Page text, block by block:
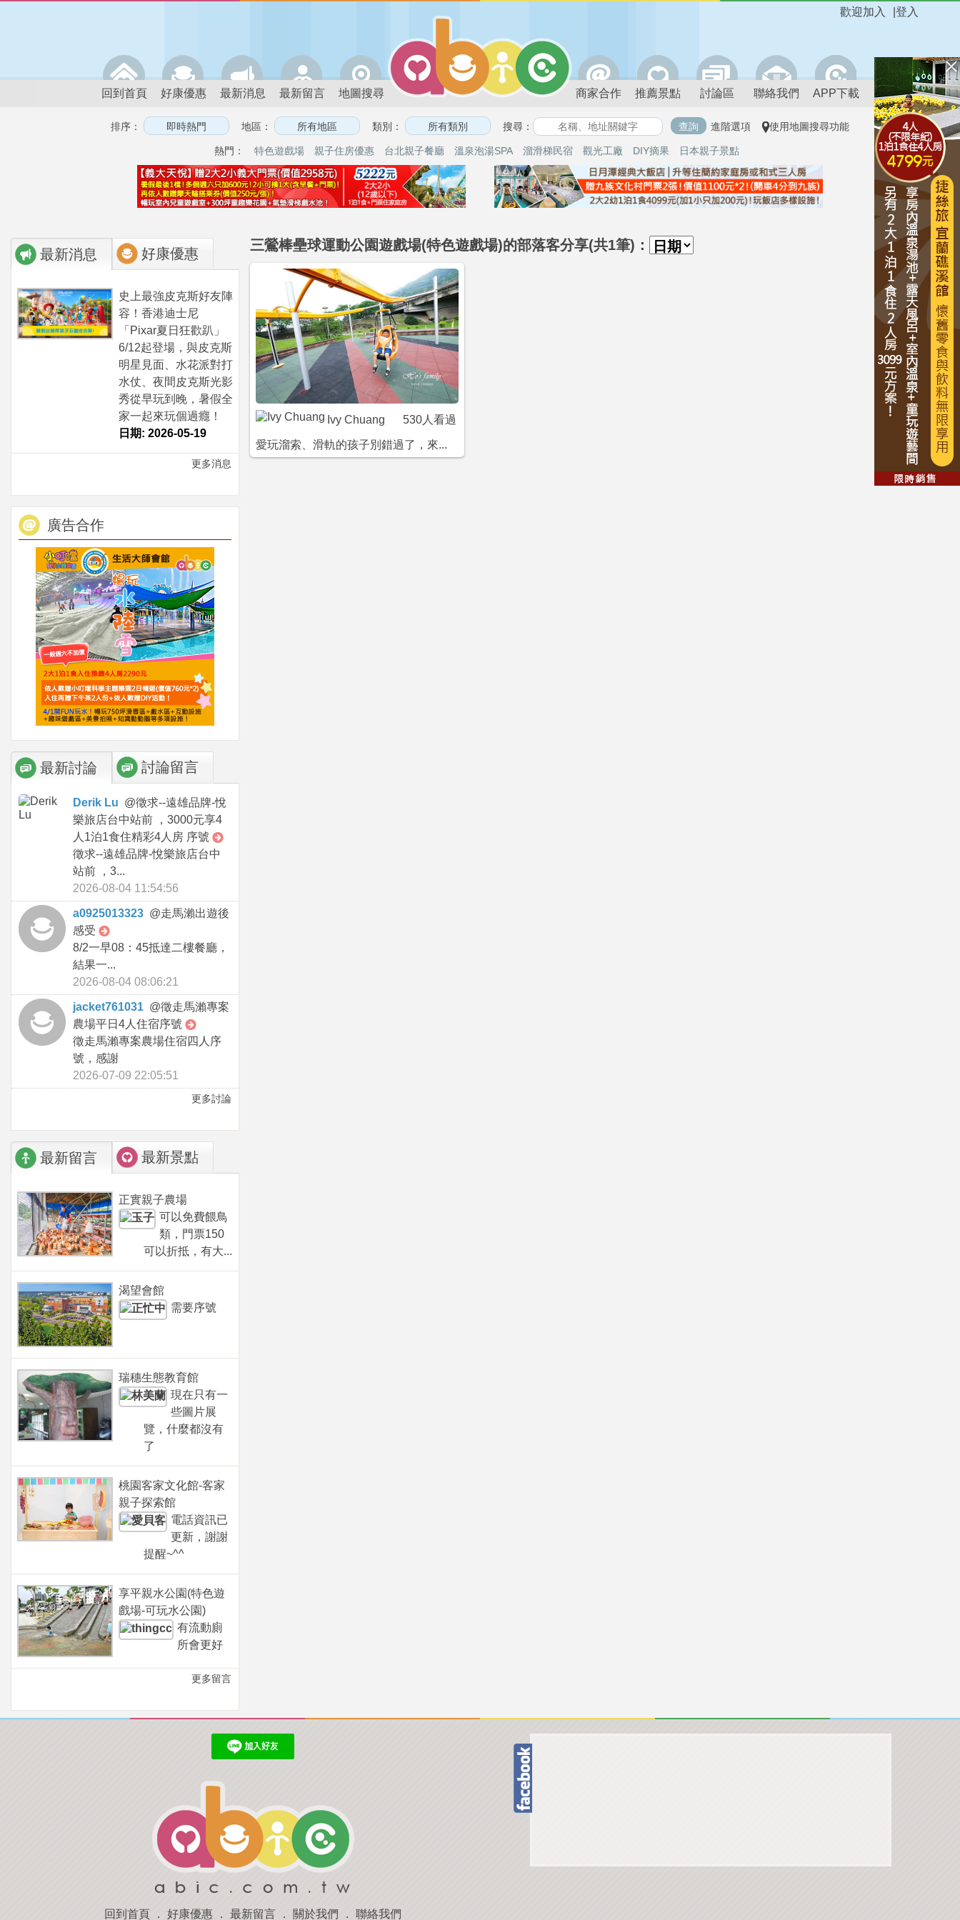
登入
歡迎加入
回到首頁 好康優惠 最新消息 最新留言 地圖搜尋 商家合作 推薦景點 討論區 聯絡我們 APP下載
排序： 地區： 類別： 搜尋： 進階選項 使用地圖搜尋功能
熱門： 特色遊戲場 親子住房優惠 台北親子餐廳 溫泉泡湯SPA 溜滑梯民宿 觀光工廠 DIY摘果 日本親子景點
最新消息 好康優惠
史上最強皮克斯好友陣
容！香港迪士尼
「Pixar夏日狂歡趴」
6/12起登場，與皮克斯
明星見面、水花派對打
水仗、夜間皮克斯光影
秀從早玩到晚，暑假全
家一起來玩個過癮！
日期: 2026-05-19
更多消息
廣告合作
最新討論 討論留言
Derik Lu @徵求--遠雄品牌-悅
樂旅店台中站前 ，3000元享4
人1泊1食住精彩4人房 序號
徵求--遠雄品牌-悅樂旅店台中
站前 ，3...
2026-08-04 11:54:56
a0925013323 @走馬瀨出遊後
感受
8/2一早08：45抵達二樓餐廳，
結果一...
2026-08-04 08:06:21
jacket761031 @徵走馬瀨專案
農場平日4人住宿序號
徵走馬瀨專案農場住宿四人序
號，感謝
2026-07-09 22:05:51
更多討論
最新留言 最新景點
正實親子農場
可以免費餵鳥
類，門票150
可以折抵，有大...
渴望會館
需要序號
瑞穗生態教育館
現在只有一
些圖片展
覽，什麼都沒有
了
桃園客家文化館-客家
親子探索館
電話資訊已
更新，謝謝
提醒~^^
享平親水公園(特色遊
戲場-可玩水公園)
有流動廁
所會更好
更多留言
三鶯棒壘球運動公園遊戲場(特色遊戲場)的部落客分享(共1筆)：
Ivy Chuang 530人看過
愛玩溜索、滑軌的孩子別錯過了，來...
回到首頁 ． 好康優惠 ． 最新留言 ． 關於我們 ． 聯絡我們